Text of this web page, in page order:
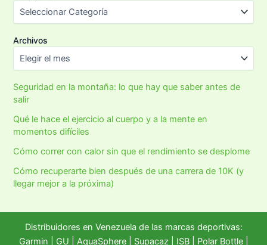
Archivos
Seguridad en la montaña: lo que hay que saber antes de
salir
Qué le hace el ejercicio al cuerpo y a la mente en
momentos difíciles
Cómo correr con calor sin que el rendimiento se desplome
Cómo recuperarte bien después de una carrera de 10K (y
llegar mejor a la próxima)
Distribuidores en Venezuela de las marcas deportivas:
Garmin
GU AquaSphere| Supacaz | ISB | Polar Bottle|